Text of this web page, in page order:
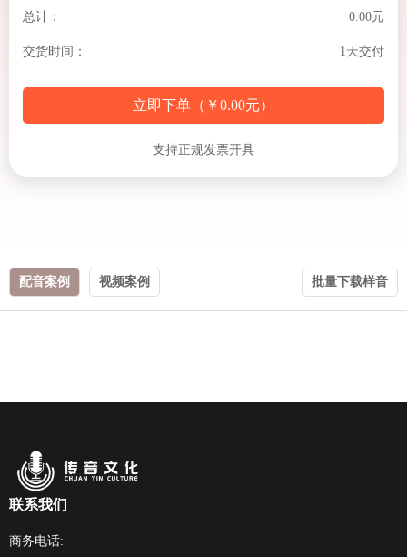
总计： 0.00元
交货时间： 1天交付
立即下单（ ￥0.00元）
支持正规发票开具
配音案例 视频案例 批量下载样音
联系我们
商务电话: